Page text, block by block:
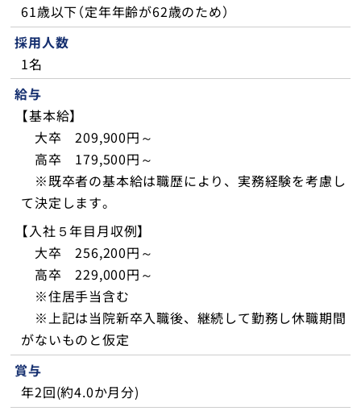
61歳以下（定年年齢が62歳のため）
採用人数
1名
給与
【基本給】
大卒 209,900円～
高卒 179,500円～
※既卒者の基本給は職歴により、実務経験を考慮し
て決定します。
【入社５年目月収例】
大卒 256,200円～
高卒 229,000円～
※住居手当含む
※上記は当院新卒入職後、継続して勤務し休職期間
がないものと仮定
賞与
年2回(約4.0か月分)